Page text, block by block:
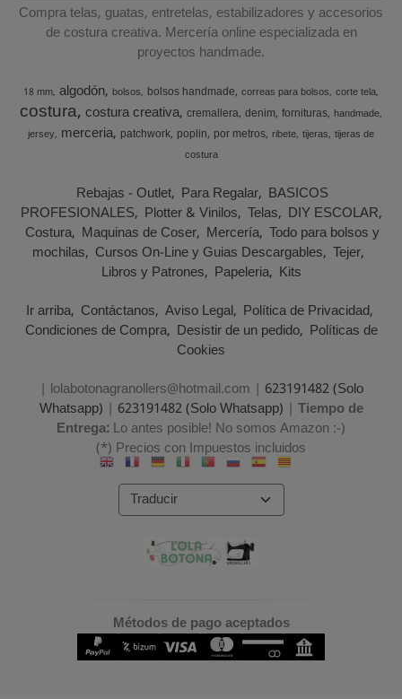
Compra telas, guatas, entretelas, estabilizadores y accesorios
de costura creativa. Mercería online especializada en
proyectos handmade.
18 mm algodón bolsos bolsos handmade correas para bolsos corte tela
costura costura creativa cremallera denim fornituras handmade
jersey merceria patchwork poplin por metros ribete tijeras tijeras de
costura
Rebajas - Outlet Para Regalar BASICOS
PROFESIONALES Plotter & Vinilos Telas DIY ESCOLAR
Costura Maquinas de Coser Mercería Todo para bolsos y
mochilas Cursos On-Line y Guias Descargables Tejer
Libros y Patrones Papeleria Kits
Ir arriba Contáctanos Aviso Legal Política de Privacidad
Condiciones de Compra Desistir de un pedido Políticas de
Cookies
| lolabotonagranollers@hotmail.com | 623191482 (Solo
Whatsapp) | 623191482 (Solo Whatsapp) | Tiempo de
Entrega:Lo antes posible! No somos Amazon :-)
(*) Precios con Impuestos incluidos
Métodos de pago aceptados